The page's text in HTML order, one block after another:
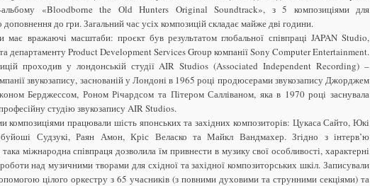
альбому «Bloodborne the Old Hunters Original Soundtrack», з 5 композиціями для
до гри. Загальний час усіх композицій складає майже дві години.
має вражаючі масштаби: проєкт був результатом глобальної співпраці JAPAN Studio,
департаменту Product Development Services Group компанії Sony Computer Entertainment.
проходив у лондонській студії AIR Studios (Associated Independent Recording) –
звукозапису, заснованій у Лондоні в 1965 році продюсерами звукозапису Джорджем
Берджессом, Роном Річардсом та Пітером Салліваном, яка в 1970 році заснувала
студію звукозапису AIR Studios.
композиціями працювали шість японських та західних композиторів: Цукаса Сайто, Юкі
Судзукі, Раян Амон, Кріс Веласко та Майкл Вандмахер. Згідно з інтерв’ю
міжнародна співпраця дозволила їм привнести в музику свої особливості, характерні
над музичними творами для східної та західної композиторських шкіл. Записували
цілого оркестру з 65 учасників (з повними духовими та струнними секціями) та